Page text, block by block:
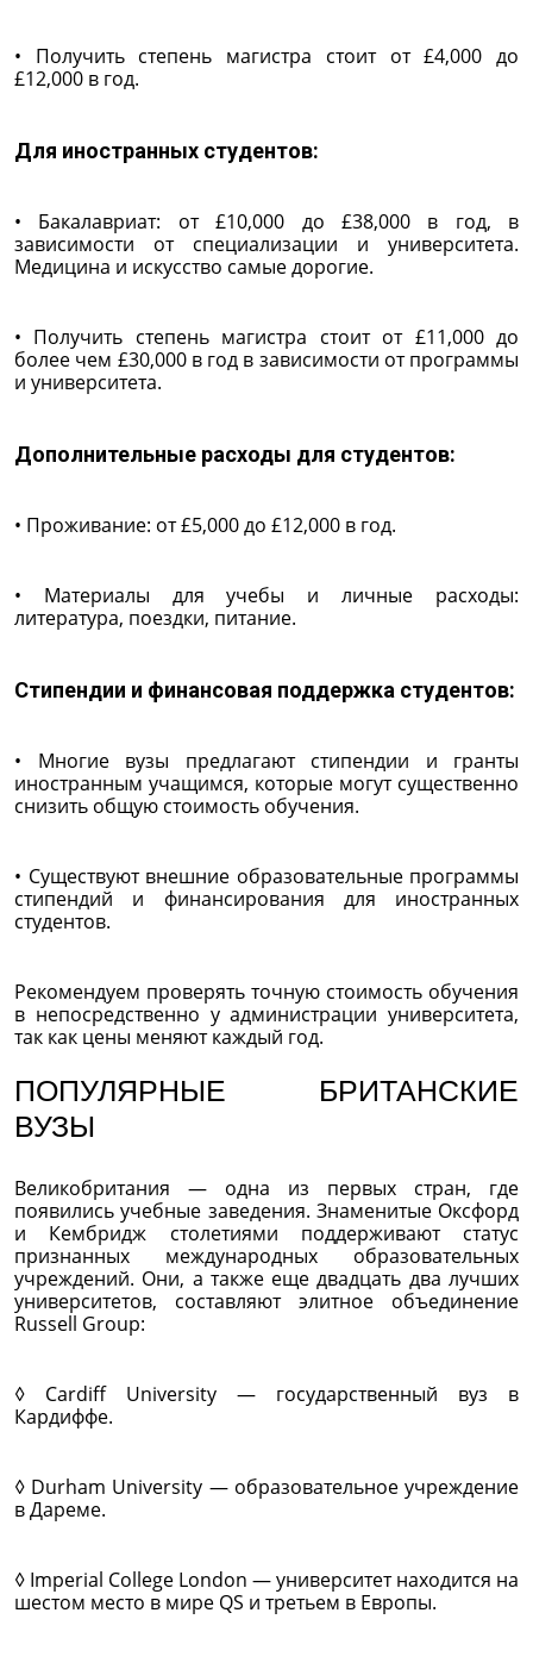
• Получить степень магистра стоит от £4,000 до
£12,000 в год.
Для иностранных студентов:
• Бакалавриат: от £10,000 до £38,000 в год, в
зависимости от специализации и университета.
Медицина и искусство самые дорогие.
• Получить степень магистра стоит от £11,000 до
более чем £30,000 в год в зависимости от программы
и университета.
Дополнительные расходы для студентов:
• Проживание: от £5,000 до £12,000 в год.
• Материалы для учебы и личные расходы:
литература, поездки, питание.
Стипендии и финансовая поддержка студентов:
• Многие вузы предлагают стипендии и гранты
иностранным учащимся, которые могут существенно
снизить общую стоимость обучения.
• Существуют внешние образовательные программы
стипендий и финансирования для иностранных
студентов.
Рекомендуем проверять точную стоимость обучения
в непосредственно у администрации университета,
так как цены меняют каждый год.
ПОПУЛЯРНЫЕ БРИТАНСКИЕ
ВУЗЫ
Великобритания — одна из первых стран, где
появились учебные заведения. Знаменитые Оксфорд
и Кембридж столетиями поддерживают статус
признанных международных образовательных
учреждений. Они, а также еще двадцать два лучших
университетов, составляют элитное объединение
Russell Group:
◊ Cardiff University — государственный вуз в
Кардиффе.
◊ Durham University — образовательное учреждение
в Дареме.
◊ Imperial College London — университет находится на
шестом место в мире QS и третьем в Европы.